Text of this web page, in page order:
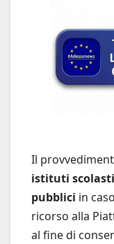
Il
istituti
pubblici in
ricorso alla
al fine di